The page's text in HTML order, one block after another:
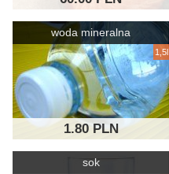
woda mineralna
1,5l
1.80 PLN
sok